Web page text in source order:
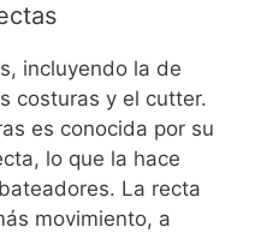
incluyendo la de
costuras y el cutter.
es conocida por su
lo que la hace
La recta
movimiento, a